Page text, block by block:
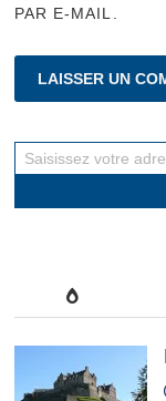
PAR E-MAIL.
Saisissez votre adresse e-mail…